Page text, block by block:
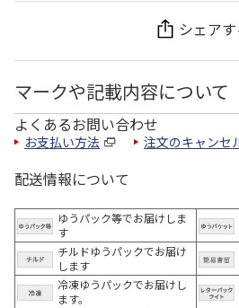
シェアす
マークや記載内容について
よくあるお問い合わせ
お支払い方法 注文のキャンセ
配送情報について
ゆうパック等でお届けしま
す
チルドゆうパックでお届け
します
冷凍ゆうパックでお届けし
ます。